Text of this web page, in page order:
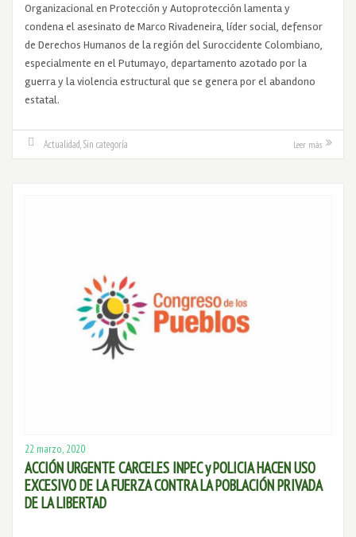
Organizacional en Protección y Autoprotección lamenta y
condena el asesinato de Marco Rivadeneira, líder social, defensor
de Derechos Humanos de la región del Suroccidente Colombiano,
especialmente en el Putumayo, departamento azotado por la
guerra y la violencia estructural que se genera por el abandono
estatal.
Actualidad Sin categoría Leer más
22 marzo, 2020
ACCIÓN URGENTE CARCELES INPEC y POLICIA HACEN USO
EXCESIVO DE LA FUERZA CONTRA LA POBLACIÓN PRIVADA
DE LA LIBERTAD